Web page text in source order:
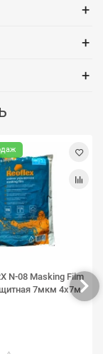
+
+
+
N-08 Masking Film
7мкм 4х7м